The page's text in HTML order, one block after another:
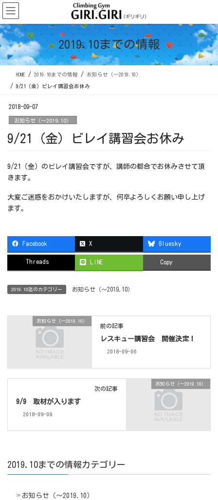
コ
ン
テ
ン
ツ
に
移
ナ
ビ
ゲ
ー
シ
ョ
ン
2019.10までの情報
HOME 2019.10までの情報 お知らせ（〜2019.10）
9/21（金）ビレイ講習会お休み
2018-09-07
お知らせ（〜2019.10）
9/21（金）ビレイ講習会お休み
9/21（金）のビレイ講習会ですが、講師の都合でお休みさせて頂
きます。
大変ご迷惑をおかけいたしますが、何卒よろしくお願い申し上げ
ます。
Facebook X Bluesky
Threads LINE Copy
2019.10迄のカテゴリー お知らせ（〜2019.10）
お知らせ（〜2019.10）
前の記事
レスキュー講習会 開催決定！
2018-09-06
お知らせ（〜2019.10）
次の記事
9/9 取材が入ります
2018-09-08
2019.10までの情報カテゴリー
お知らせ（〜2019.10）